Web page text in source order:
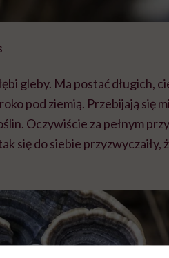
gleby. Ma postać długich,
pod ziemią. Przebijają się
Oczywiście za pełnym
się do siebie przyzwyczaiły,